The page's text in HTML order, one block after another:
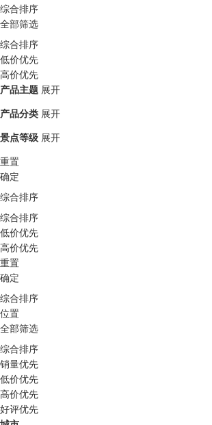
综合排序
全部筛选
综合排序
低价优先
高价优先
产品主题 展开
产品分类 展开
景点等级 展开
重置
确定
综合排序
综合排序
低价优先
高价优先
重置
确定
综合排序
位置
全部筛选
综合排序
销量优先
低价优先
高价优先
好评优先